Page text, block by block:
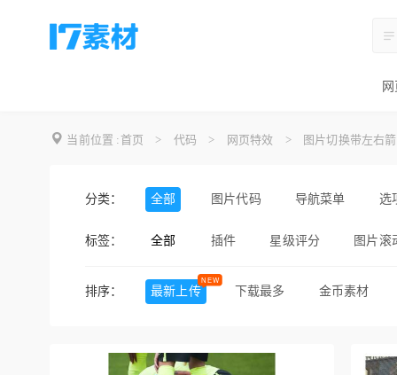
当前位置 :首页 > 代码 > 网页特效 > 图片切换带左右
分类： 全部 图片代码 导航菜单 选
标签： 全部 插件 星级评分 图片滚
滚动条
排序： 最新上传 下载最多 金币素材